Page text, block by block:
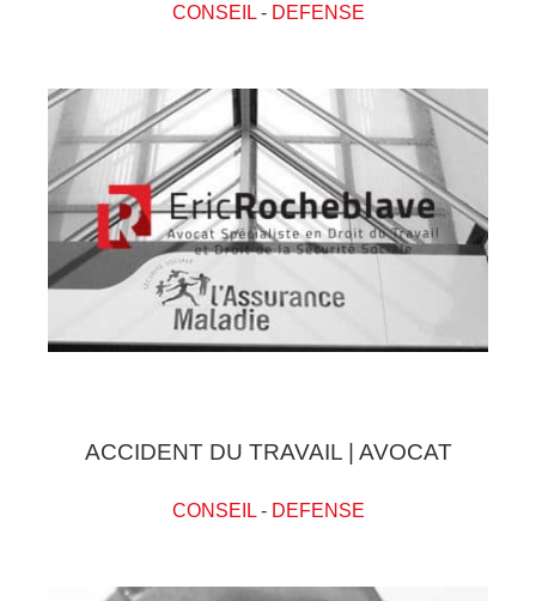
CONSEIL- DEFENSE
ACCIDENT DU TRAVAIL | AVOCAT
CONSEIL- DEFENSE